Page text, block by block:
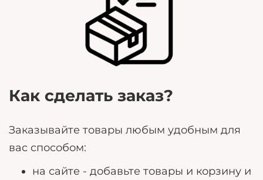
Любые дополнительные пожелания, которые
могут помочь нам лучше удовлетворить ваши
потребности.
Как сделать заказ?
Заказывайте товары любым удобным для
вас способом:
на сайте - добавьте товары и корзину и